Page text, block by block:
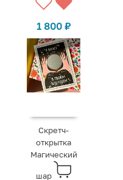
1 800₽
Скретч-
открытка
Магический
шар